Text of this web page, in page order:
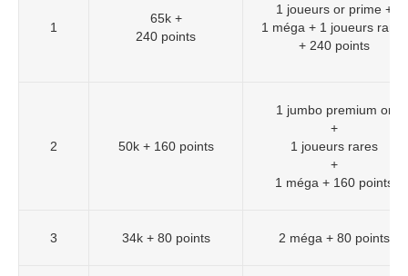
1
65k +
240 points
1 joueurs or prime +
1 méga + 1 joueurs rares
+ 240 points
2 50k + 160 points
1 jumbo premium or
+
1 joueurs rares
+
1 méga + 160 points
3 34k + 80 points 2 méga + 80 points